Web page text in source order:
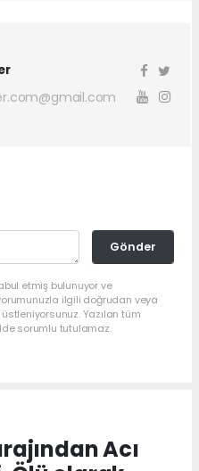
Gönder
etmiş bulunuyor ve
ilgili doğrudan veya
Yazılan tüm
sorumlu tutulamaz.
Acı